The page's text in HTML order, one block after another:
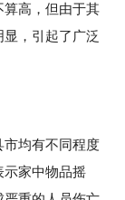
高，但由于其
，引起了广泛
均有不同程度
示家中物品摇